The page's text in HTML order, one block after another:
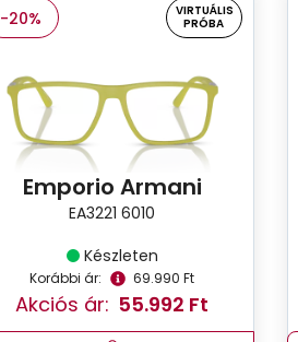
-20%
VIRTUÁLIS
PRÓBA
Emporio Armani
EA3221 6010
Készleten
Korábbi ár: 69.990 Ft
Akciós ár: 55.992 Ft